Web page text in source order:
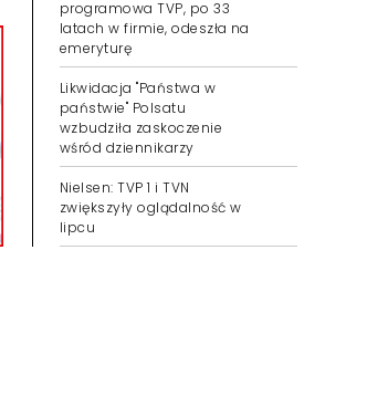
programowa TVP, po 33
latach w firmie, odeszła na
emeryturę
Likwidacja "Państwa w
państwie" Polsatu
wzbudziła zaskoczenie
wśród dziennikarzy
Nielsen: TVP 1 i TVN
zwiększyły oglądalność w
lipcu